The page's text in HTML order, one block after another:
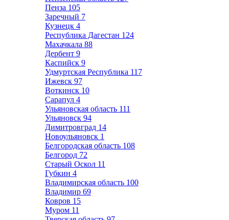
Пенза 105
Заречный 7
Кузнецк 4
Республика Дагестан 124
Махачкала 88
Дербент 9
Каспийск 9
Удмуртская Республика 117
Ижевск 97
Воткинск 10
Сарапул 4
Ульяновская область 111
Ульяновск 94
Димитровград 14
Новоульяновск 1
Белгородская область 108
Белгород 72
Старый Оскол 11
Губкин 4
Владимирская область 100
Владимир 69
Ковров 15
Муром 11